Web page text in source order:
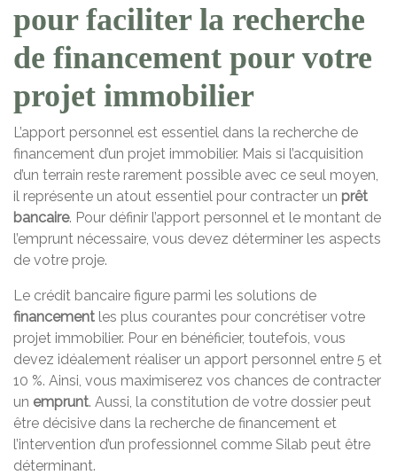
pour faciliter la recherche
de financement pour votre
projet immobilier
L’apport personnel est essentiel dans la recherche de
financement d’un projet immobilier. Mais si l’acquisition
d’un terrain reste rarement possible avec ce seul moyen,
il représente un atout essentiel pour contracter un prêt
bancaire. Pour définir l’apport personnel et le montant de
l’emprunt nécessaire, vous devez déterminer les aspects
de votre proje.
Le crédit bancaire figure parmi les solutions de
financement les plus courantes pour concrétiser votre
projet immobilier. Pour en bénéficier, toutefois, vous
devez idéalement réaliser un apport personnel entre 5 et
10 %. Ainsi, vous maximiserez vos chances de contracter
un emprunt. Aussi, la constitution de votre dossier peut
être décisive dans la recherche de financement et
l’intervention d’un professionnel comme Silab peut être
déterminant.